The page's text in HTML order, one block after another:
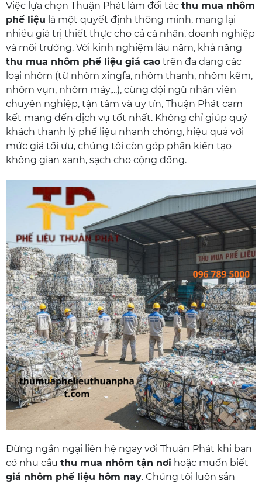
Việc lựa chọn Thuận Phát làm đối tác thu mua nhôm
phế liệu là một quyết định thông minh, mang lại
nhiều giá trị thiết thực cho cả cá nhân, doanh nghiệp
và môi trường. Với kinh nghiệm lâu năm, khả năng
thu mua nhôm phế liệu giá cao trên đa dạng các
loại nhôm (từ nhôm xingfa, nhôm thanh, nhôm kẽm,
nhôm vụn, nhôm máy,...), cùng đội ngũ nhân viên
chuyên nghiệp, tận tâm và uy tín, Thuận Phát cam
kết mang đến dịch vụ tốt nhất. Không chỉ giúp quý
khách thanh lý phế liệu nhanh chóng, hiệu quả với
mức giá tối ưu, chúng tôi còn góp phần kiến tạo
không gian xanh, sạch cho cộng đồng.
Đừng ngần ngại liên hệ ngay với Thuận Phát khi bạn
có nhu cầu thu mua nhôm tận nơi hoặc muốn biết
giá nhôm phế liệu hôm nay. Chúng tôi luôn sẵn